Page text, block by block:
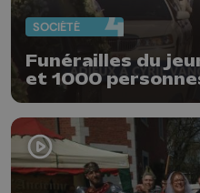
SOCIÉTÉ
Funérailles du
et 1000